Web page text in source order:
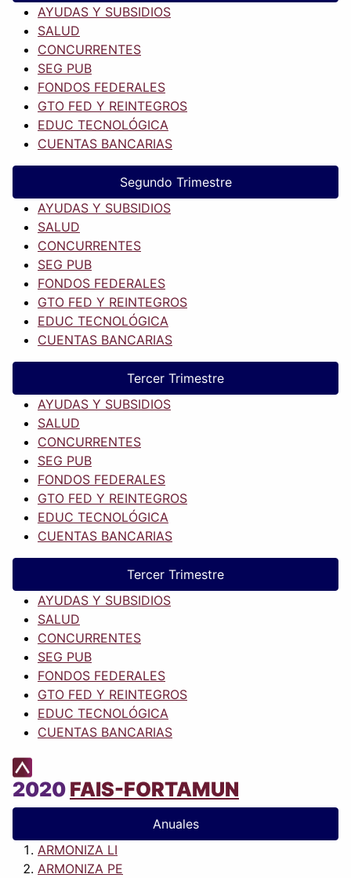
AYUDAS Y SUBSIDIOS
SALUD
CONCURRENTES
SEG PUB
FONDOS FEDERALES
GTO FED Y REINTEGROS
EDUC TECNOLÓGICA
CUENTAS BANCARIAS
Segundo Trimestre
AYUDAS Y SUBSIDIOS
SALUD
CONCURRENTES
SEG PUB
FONDOS FEDERALES
GTO FED Y REINTEGROS
EDUC TECNOLÓGICA
CUENTAS BANCARIAS
Tercer Trimestre
AYUDAS Y SUBSIDIOS
SALUD
CONCURRENTES
SEG PUB
FONDOS FEDERALES
GTO FED Y REINTEGROS
EDUC TECNOLÓGICA
CUENTAS BANCARIAS
Tercer Trimestre
AYUDAS Y SUBSIDIOS
SALUD
CONCURRENTES
SEG PUB
FONDOS FEDERALES
GTO FED Y REINTEGROS
EDUC TECNOLÓGICA
CUENTAS BANCARIAS
2020 FAIS-FORTAMUN
Anuales
ARMONIZA LI
ARMONIZA PE